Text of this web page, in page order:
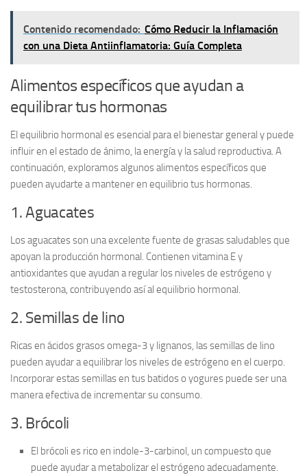
Contenido recomendado: Cómo Reducir la Inflamación
con una Dieta Antiinflamatoria: Guía Completa
Alimentos específicos que ayudan a
equilibrar tus hormonas
El equilibrio hormonal es esencial para el bienestar general y puede
influir en el estado de ánimo, la energía y la salud reproductiva. A
continuación, exploramos algunosalimentos específicosque
pueden ayudarte a mantener en equilibrio tus hormonas.
1. Aguacates
Los aguacates son una excelente fuente de grasas saludablesque
apoyan la producción hormonal. Contienen vitamina E y
antioxidantes que ayudan a regular los niveles de estrógeno y
testosterona, contribuyendo así al equilibrio hormonal.
2. Semillas de lino
Ricas en ácidos grasos omega-3y lignanos, las semillas de lino
pueden ayudar a equilibrar los niveles de estrógeno en el cuerpo.
Incorporar estas semillas en tus batidos o yogures puede ser una
manera efectiva de incrementar su consumo.
3. Brócoli
El brócoli es rico en indole-3-carbinol, un compuesto que
puede ayudar a metabolizar el estrógeno adecuadamente.